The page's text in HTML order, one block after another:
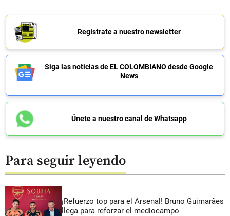
Regístrate a nuestro newsletter
Siga las noticias de EL COLOMBIANO desde Google
News
Únete a nuestro canal de Whatsapp
Para seguir leyendo
¡Refuerzo top para el Arsenal! Bruno Guimarães
llega para reforzar el mediocampo